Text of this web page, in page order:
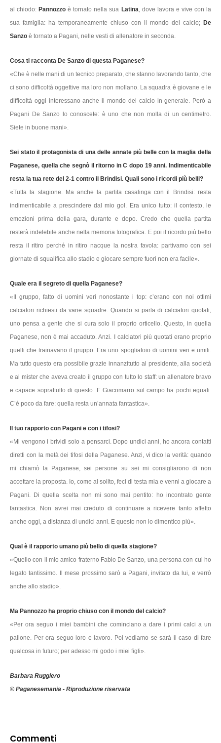
al chiodo:Pannozzoè tornato nella sua Latina, dove lavora e vive con la
sua famiglia: ha temporaneamente chiuso con il mondo del calcio; De
Sanzo è tornato a Pagani, nelle vesti di allenatore in seconda.
Cosa ti racconta De Sanzo di questa Paganese?
«Che è nelle mani di un tecnico preparato, che stanno lavorando tanto, che
ci sono difficoltà oggettive ma loro non mollano. La squadra è giovane e le
difficoltà oggi interessano anche il mondo del calcio in generale. Però a
Pagani De Sanzo lo conoscete: è uno che non molla di un centimetro.
Siete in buone mani».
Sei stato il protagonista di una delle annate più belle con la maglia della
Paganese, quella che segnò il ritorno in C dopo 19 anni. Indimenticabile
resta la tua rete del 2-1 contro il Brindisi. Quali sono i ricordi più belli?
«Tutta la stagione. Ma anche la partita casalinga con il Brindisi: resta
indimenticabile a prescindere dal mio gol. Era unico tutto: il contesto, le
emozioni prima della gara, durante e dopo. Credo che quella partita
resterà indelebile anche nella memoria fotografica. E poi il ricordo più bello
resta il ritiro perché in ritiro nacque la nostra favola: partivamo con sei
giornate di squalifica allo stadio e giocare sempre fuori non era facile».
Quale era il segreto di quella Paganese?
«Il gruppo, fatto di uomini veri nonostante i top: c’erano con noi ottimi
calciatori richiesti da varie squadre. Quando si parla di calciatori quotati,
uno pensa a gente che si cura solo il proprio orticello. Questo, in quella
Paganese, non è mai accaduto. Anzi. I calciatori più quotati erano proprio
quelli che trainavano il gruppo. Era uno spogliatoio di uomini veri e umili.
Ma tutto questo era possibile grazie innanzitutto al presidente, alla società
e al mister che aveva creato il gruppo con tutto lo staff: un allenatore bravo
e capace soprattutto di questo. E Giacomarro sul campo ha pochi eguali.
C’è poco da fare: quella resta un’annata fantastica».
Il tuo rapporto con Pagani e con i tifosi?
«Mi vengono i brividi solo a pensarci. Dopo undici anni, ho ancora contatti
diretti con la metà dei tifosi della Paganese. Anzi, vi dico la verità: quando
mi chiamò la Paganese, sei persone su sei mi consigliarono di non
accettare la proposta. Io, come al solito, feci di testa mia e venni a giocare a
Pagani. Di quella scelta non mi sono mai pentito: ho incontrato gente
fantastica. Non avrei mai creduto di continuare a ricevere tanto affetto
anche oggi, a distanza di undici anni. E questo non lo dimentico più».
Qual è il rapporto umano più bello di quella stagione?
«Quello con il mio amico fraterno Fabio De Sanzo, una persona con cui ho
legato tantissimo. Il mese prossimo sarò a Pagani, invitato da lui, e verrò
anche allo stadio».
Ma Pannozzo ha proprio chiuso con il mondo del calcio?
«Per ora seguo i miei bambini che cominciano a dare i primi calci a un
pallone. Per ora seguo loro e lavoro. Poi vediamo se sarà il caso di fare
qualcosa in futuro; per adesso mi godo i miei figli».
Barbara Ruggiero
© Paganesemania - Riproduzione riservata
Commenti